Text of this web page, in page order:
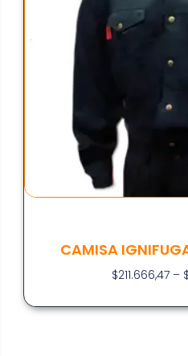
CAMISA
$211.666,47 – $